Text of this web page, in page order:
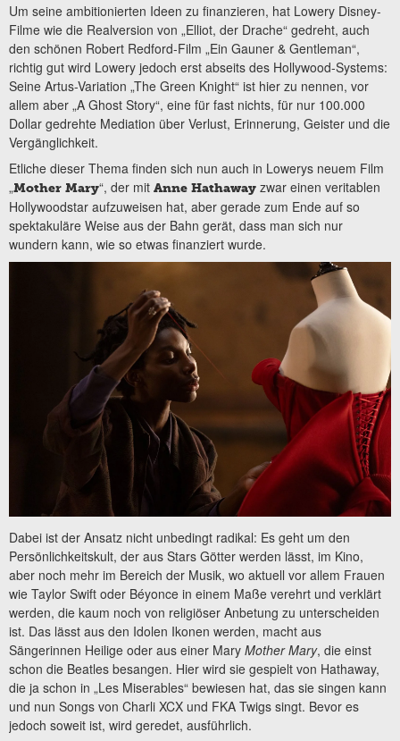
Um seine ambitionierten Ideen zu finanzieren, hat Lowery Disney-
Filme wie die Realversion von „Elliot, der Drache“ gedreht, auch
den schönen Robert Redford-Film „Ein Gauner & Gentleman“,
richtig gut wird Lowery jedoch erst abseits des Hollywood-Systems:
Seine Artus-Variation „The Green Knight“ ist hier zu nennen, vor
allem aber „A Ghost Story“, eine für fast nichts, für nur 100.000
Dollar gedrehte Mediation über Verlust, Erinnerung, Geister und die
Vergänglichkeit.
Etliche dieser Thema finden sich nun auch in Lowerys neuem Film
„Mother Mary“, der mit Anne Hathaway zwar einen veritablen
Hollywoodstar aufzuweisen hat, aber gerade zum Ende auf so
spektakuläre Weise aus der Bahn gerät, dass man sich nur
wundern kann, wie so etwas finanziert wurde.
Dabei ist der Ansatz nicht unbedingt radikal: Es geht um den
Persönlichkeitskult, der aus Stars Götter werden lässt, im Kino,
aber noch mehr im Bereich der Musik, wo aktuell vor allem Frauen
wie Taylor Swift oder Béyonce in einem Maße verehrt und verklärt
werden, die kaum noch von religiöser Anbetung zu unterscheiden
ist. Das lässt aus den Idolen Ikonen werden, macht aus
Sängerinnen Heilige oder aus einer Mary Mother Mary, die einst
schon die Beatles besangen. Hier wird sie gespielt von Hathaway,
die ja schon in „Les Miserables“ bewiesen hat, das sie singen kann
und nun Songs von Charli XCX und FKA Twigs singt. Bevor es
jedoch soweit ist, wird geredet, ausführlich.